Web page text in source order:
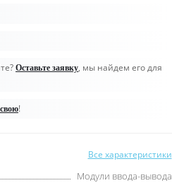
Оставьте заявку, мы найдем его для
!
Все характеристики
Модули ввода-вывода